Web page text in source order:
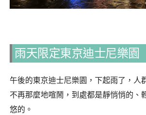
雨天限定東京迪士尼樂園
午後的東京迪士尼樂園，下起雨了， 人
不再那麼地喧鬧，到處都是靜悄悄的、
悠的。